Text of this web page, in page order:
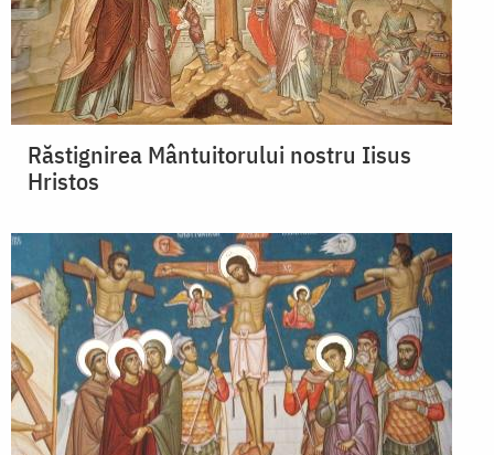
Răstignirea Mântuitorului nostru Iisus
Hristos